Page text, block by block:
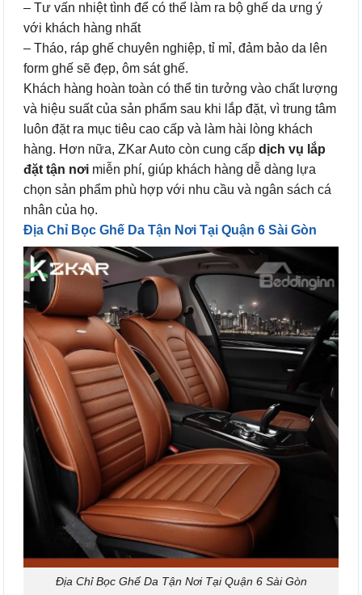
– Tư vấn nhiệt tình để có thể làm ra bộ ghế da ưng ý
với khách hàng nhất
– Tháo, ráp ghế chuyên nghiệp, tỉ mỉ, đảm bảo da lên
form ghế sẽ đẹp, ôm sát ghế.
Khách hàng hoàn toàn có thể tin tưởng vào chất lượng
và hiệu suất của sản phẩm sau khi lắp đặt, vì trung tâm
luôn đặt ra mục tiêu cao cấp và làm hài lòng khách
hàng. Hơn nữa, ZKar Auto còn cung cấp dịch vụ lắp
đặt tận nơi miễn phí, giúp khách hàng dễ dàng lựa
chọn sản phẩm phù hợp với nhu cầu và ngân sách cá
nhân của họ.
Địa Chỉ Bọc Ghế Da Tận Nơi Tại Quận 6 Sài Gòn
Địa Chỉ Bọc Ghế Da Tận Nơi Tại Quận 6 Sài Gòn